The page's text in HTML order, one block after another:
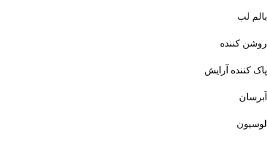
بالم لب
روشن کننده
پاک کننده آرایش
آبرسان
لوسیون